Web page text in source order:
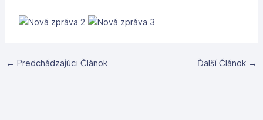
← Predchádzajúci Článok Ďalší Článok →